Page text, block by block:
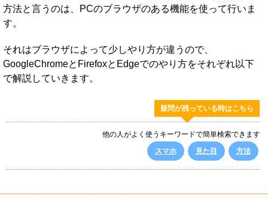
方法と言うのは、PCのブラウザのある機能を使って行いま
す。
それはブラウザによって少しやり方が違うので、
GoogleChromeとFirefoxとEdgeでのやり方をそれぞれ以下
で解説していきます。
疑問が残っている時はこちら
他の人がよく使うキーワードで簡単検索できます
スマホ
見た目 方法